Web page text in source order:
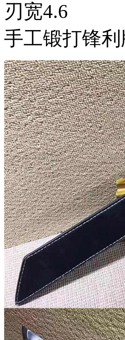
刃宽4.6
手工锻打锋